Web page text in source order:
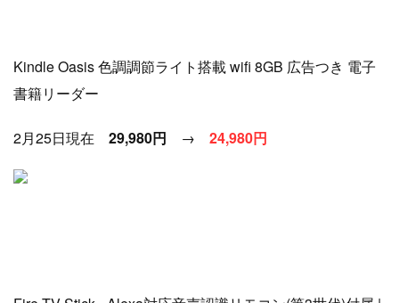
Kindle Oasis 色調調節ライト搭載 wifi 8GB 広告つき 電子
書籍リーダー
2月25日現在 29,980円 → 24,980円